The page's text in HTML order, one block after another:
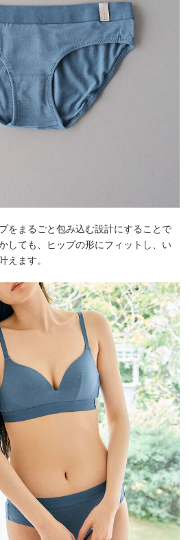
をまるごと包み込む設計にすることで
しても、ヒップの形にフィットし、い
えます。